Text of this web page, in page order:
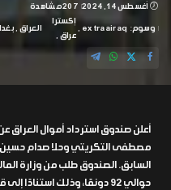
أغسطس 14, 2024 207 مشاهدة
وسوم: extraairaq
إكسترا
عراق
العراق
أعلن صندوق استرداد أموال
مصطفى التكريتي وحلا صدام حسين،
السابق. الصندوق طلب من وزارة
حوالي 92 دونمًا، وذلك استنادًا إلى قانون حجز أموال النظام البائد.